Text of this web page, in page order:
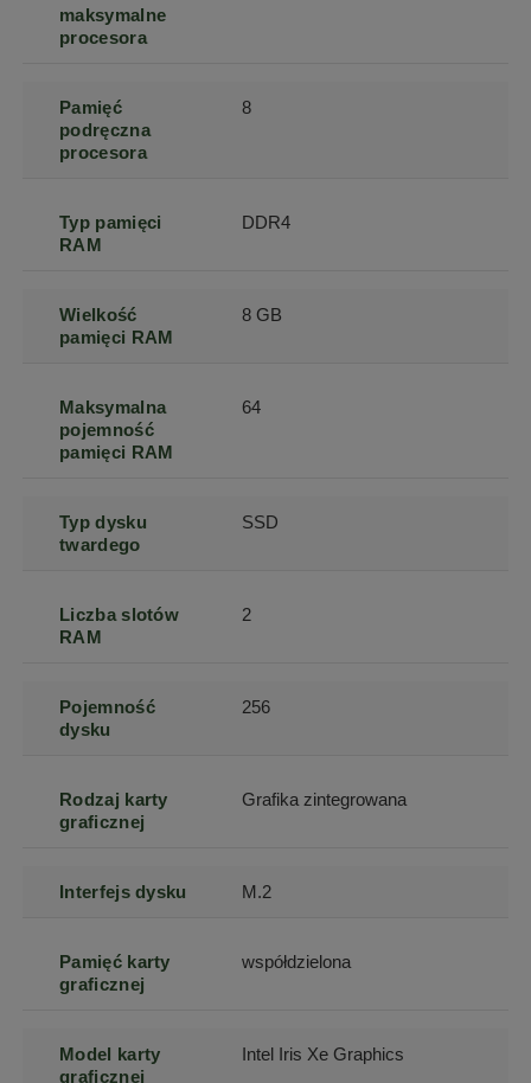
maksymalne
procesora
Pamięć
podręczna
procesora
8
Typ pamięci
RAM
DDR4
Wielkość
pamięci RAM
8 GB
Maksymalna
pojemność
pamięci RAM
64
Typ dysku
twardego
SSD
Liczba slotów
RAM
2
Pojemność
dysku
256
Rodzaj karty
graficznej
Grafika zintegrowana
Interfejs dysku M.2
Pamięć karty
graficznej
współdzielona
Model karty
graficznej
Intel Iris Xe Graphics